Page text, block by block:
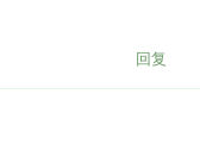
回复